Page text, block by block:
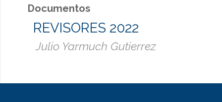
Documentos
REVISORES 2022
Julio Yarmuch Gutierrez